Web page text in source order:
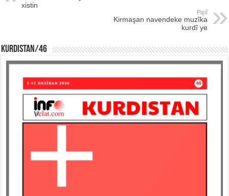
xistin
Piştî
Kirmaşan navendeke muzîka
kurdî ye
KURDISTAN/46